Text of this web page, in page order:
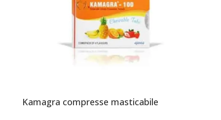
Kamagra compresse masticabile